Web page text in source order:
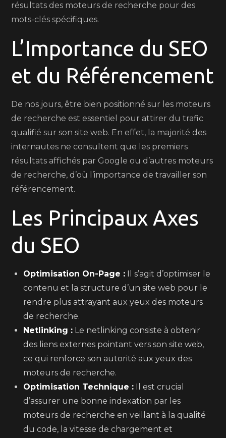
résultats des moteurs de recherche pour des
mots-clés spécifiques.
L’Importance du SEO
et du Référencement
De nos jours, être bien positionné sur les moteurs
de recherche est essentiel pour attirer du trafic
qualifié sur son site web. En effet, la majorité des
internautes ne consultent que les premiers
résultats affichés par Google ou d’autres moteurs
de recherche, d’où l’importance de travailler son
référencement.
Les Principaux Axes
du SEO
Optimisation On-Page : Il s’agit d’optimiser le
contenu et la structure d’un site web pour le
rendre plus attrayant aux yeux des moteurs
de recherche.
Netlinking : Le netlinking consiste à obtenir
des liens externes pointant vers son site web,
ce qui renforce son autorité aux yeux des
moteurs de recherche.
Optimisation Technique : Il est crucial
d’assurer une bonne indexation par les
moteurs de recherche en veillant à la qualité
du code, la vitesse de chargement et